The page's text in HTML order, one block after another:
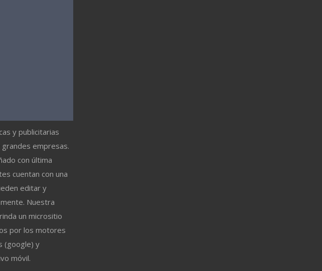
y publicitarias
empresas.
con última
cuentan con una
editar y
Nuestra
un micrositio
por los motores
(google) y
móvil.